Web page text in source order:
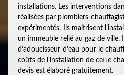
installations. Les interventions
réalisées par plombiers-
expérimentés. Ils maitrisent
un immeuble relié au gaz de ville.
d’adoucisseur d’eau pour le
coûts de l’installation de cette
devis est élaboré gratuitement.